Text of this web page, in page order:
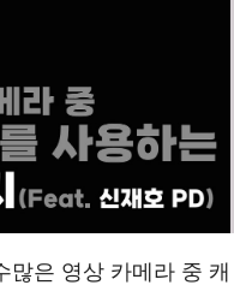
많은 영상 카메라 중 캐